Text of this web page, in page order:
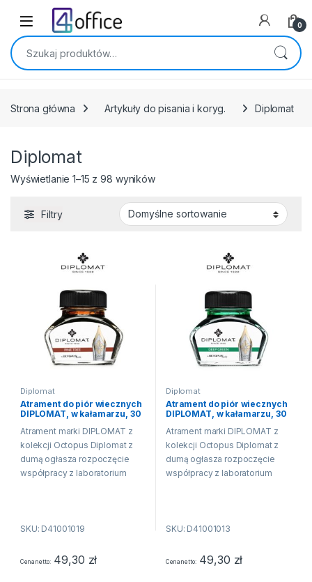
Skip to navigation
Skip to content
0
Szukaj:
Strona główna Artykuły do pisania i koryg. Diplomat
Diplomat
Wyświetlanie 1–15 z 98 wyników
Filtry
Diplomat
Atrament do piór wiecznych
DIPLOMAT, w kałamarzu, 30
Atrament marki DIPLOMAT z
kolekcji Octopus Diplomat z
dumą ogłasza rozpoczęcie
współpracy z laboratorium
atramentu jest tradycją w...
SKU: D41001019
Cena netto 49,30 zł
Diplomat
Atrament do piór wiecznych
DIPLOMAT, w kałamarzu, 30
Atrament marki DIPLOMAT z
kolekcji Octopus Diplomat z
dumą ogłasza rozpoczęcie
współpracy z laboratorium
atramentu jest tradycją w...
SKU: D41001013
Cena netto 49,30 zł